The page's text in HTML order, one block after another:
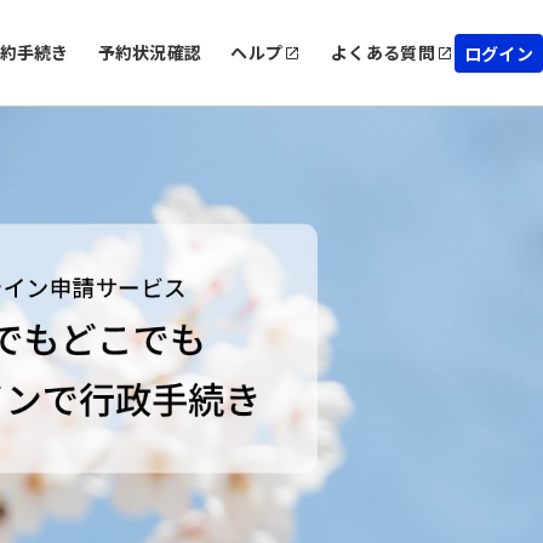
手続き 予約状況確認 ヘルプ よくある質問 ログイン